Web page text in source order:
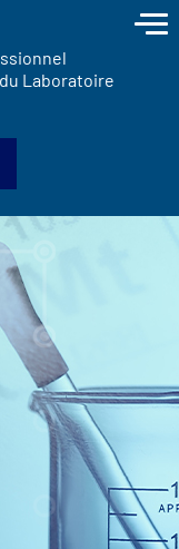
Laboratoire